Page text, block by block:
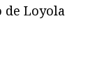
de Loyola